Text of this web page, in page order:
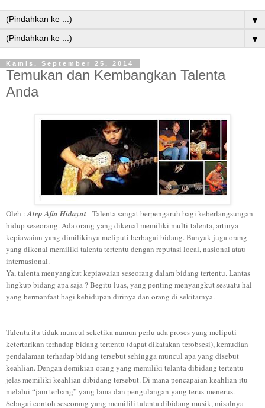
▼
▼
Kamis, September 25, 2014
Temukan dan Kembangkan Talenta
Anda
Oleh :Atep Afia Hidayat- Talenta sangat berpengaruh bagi keberlangsungan
hidup seseorang. Ada orang yang dikenal memiliki multi-talenta, artinya
kepiawaian yang dimilikinya meliputi berbagai bidang. Banyak juga orang
yang dikenal memiliki talenta tertentu dengan reputasi local, nasional atau
internasional.
Ya, talenta menyangkut kepiawaian seseorang dalam bidang tertentu. Lantas
lingkup bidang apa saja ? Begitu luas, yang penting menyangkut sesuatu hal
yang bermanfaat bagi kehidupan dirinya dan orang di sekitarnya.
Talenta itu tidak muncul seketika namun perlu ada proses yang meliputi
ketertarikan terhadap bidang tertentu (dapat dikatakan terobsesi), kemudian
pendalaman terhadap bidang tersebut sehingga muncul apa yang disebut
keahlian. Dengan demikian orang yang memiliki telanta dibidang tertentu
jelas memiliki keahlian dibidang tersebut. Di mana pencapaian keahlian itu
melalui “jam terbang” yang lama dan pengulangan yang terus-menerus.
Sebagai contoh seseorang yang memilili talenta dibidang musik, misalnya